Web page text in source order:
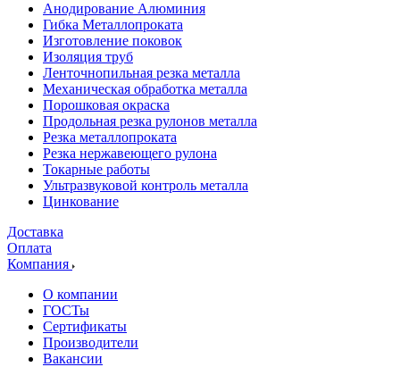
Анодирование Алюминия
Гибка Металлопроката
Изготовление поковок
Изоляция труб
Ленточнопильная резка металла
Механическая обработка металла
Порошковая окраска
Продольная резка рулонов металла
Резка металлопроката
Резка нержавеющего рулона
Токарные работы
Ультразвуковой контроль металла
Цинкование
Доставка
Оплата
Компания
О компании
ГОСТы
Сертификаты
Производители
Вакансии